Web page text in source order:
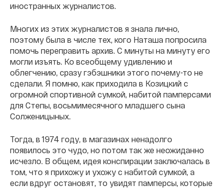
иностранных журналистов.
Многих из этих журналистов я знала лично,
поэтому была в числе тех, кого Наташа попросила
помочь переправить архив. С минуты на минуту его
могли изъять. Ко всеобщему удивлению и
облегчению, сразу гэбэшники этого почему-то не
сделали. Я помню, как приходила в Козицкий с
огромной спортивной сумкой, набитой памперсами
для Степы, восьмимесячного младшего сына
Солженицыных.
Тогда, в 1974 году, в магазинах ненадолго
появилось это чудо, но потом так же неожиданно
исчезло. В общем, идея конспирации заключалась в
том, что я прихожу и ухожу с набитой сумкой, а
если вдруг остановят, то увидят памперсы, которые